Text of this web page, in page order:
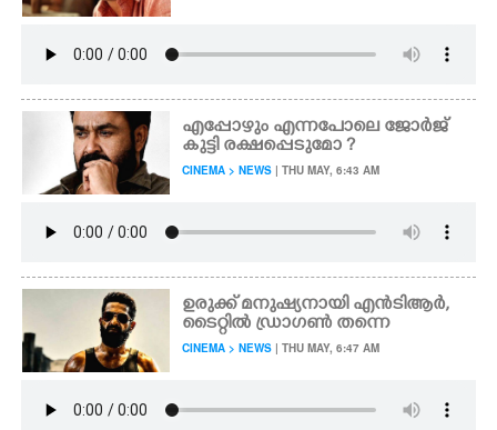
എപ്പോഴും എന്നപോലെ ജോർജ്
കുട്ടി രക്ഷപ്പെടുമോ ?
CINEMA > NEWS | THU MAY, 6:43 AM
ഉരുക്ക് മനുഷ്യനായി എൻടിആർ,
ടൈറ്റിൽ ഡ്രാഗൺ തന്നെ
CINEMA > NEWS | THU MAY, 6:47 AM